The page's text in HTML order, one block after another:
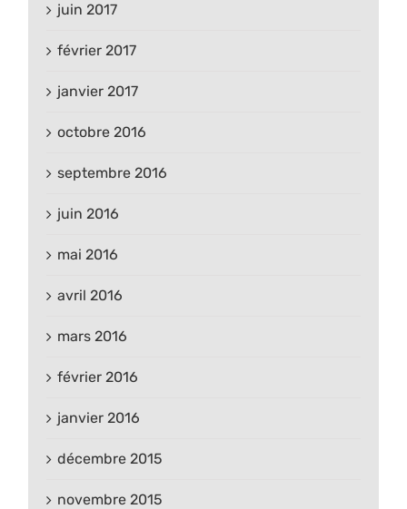
juin 2017
février 2017
janvier 2017
octobre 2016
septembre 2016
juin 2016
mai 2016
avril 2016
mars 2016
février 2016
janvier 2016
décembre 2015
novembre 2015